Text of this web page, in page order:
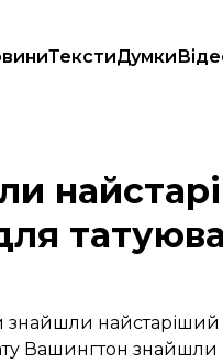
ТекстиДумки
Америці інструмент для
знайшли
Вашингтон знайшли